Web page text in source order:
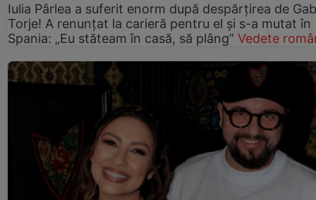
Iulia Pârlea a suferit enorm după despărțirea de
Torje! A renunțat la carieră pentru el și s-a mutat în
Spania: „Eu stăteam în casă, să plâng” Vedete